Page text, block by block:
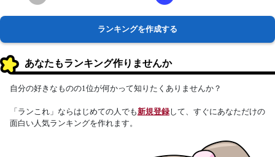
ランキングを作成する
あなたもランキング作りませんか
自分の好きなものの1位が何かって知りたくありませんか？
「ランこれ」ならはじめての人でも新規登録して、すぐにあなただけの
面白い人気ランキングを作れます。